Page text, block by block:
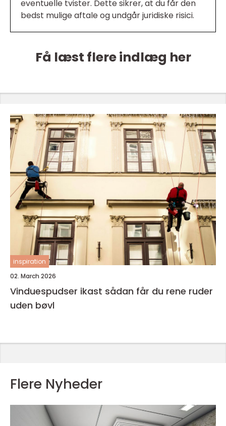
eventuelle tvister. Dette sikrer, at du får den
bedst mulige aftale og undgår juridiske risici.
Få læst flere indlæg her
inspiration
02. March 2026
Vinduespudser ikast sådan får du rene ruder
uden bøvl
Flere Nyheder